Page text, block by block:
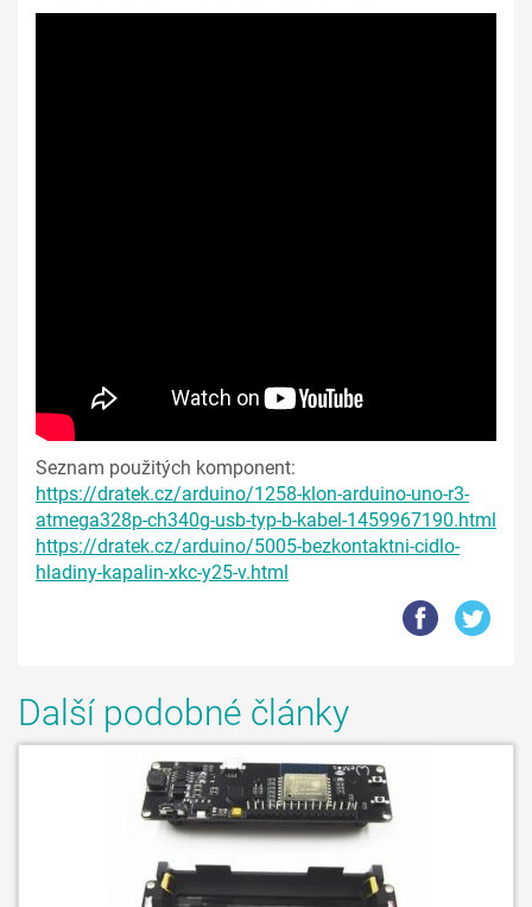
Seznam použitých komponent:
https://dratek.cz/arduino/1258-klon-arduino-uno-r3-
atmega328p-ch340g-usb-typ-b-kabel-1459967190.html
https://dratek.cz/arduino/5005-bezkontaktni-cidlo-
hladiny-kapalin-xkc-y25-v.html
Další podobné články